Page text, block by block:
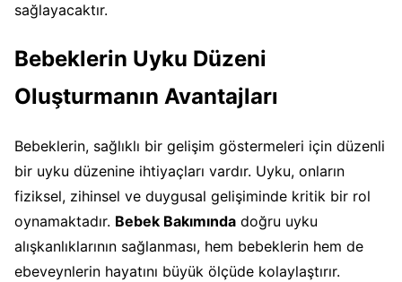
sağlayacaktır.
Bebeklerin Uyku Düzeni
Oluşturmanın Avantajları
Bebeklerin, sağlıklı bir gelişim göstermeleri için düzenli
bir uyku düzenine ihtiyaçları vardır. Uyku, onların
fiziksel, zihinsel ve duygusal gelişiminde kritik bir rol
oynamaktadır. Bebek Bakımında doğru uyku
alışkanlıklarının sağlanması, hem bebeklerin hem de
ebeveynlerin hayatını büyük ölçüde kolaylaştırır.